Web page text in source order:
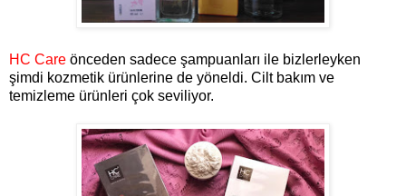
HC Care önceden sadece şampuanları ile bizlerleyken
şimdi kozmetik ürünlerine de yöneldi. Cilt bakım ve
temizleme ürünleri çok seviliyor.